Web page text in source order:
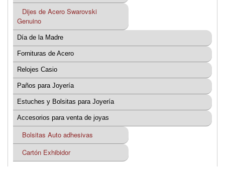
Dijes de Acero Swarovski
Genuino
Día de la Madre
Fornituras de Acero
Relojes Casio
Paños para Joyería
Estuches y Bolsitas para Joyería
Accesorios para venta de joyas
Bolsitas Auto adhesivas
Cartón Exhibidor